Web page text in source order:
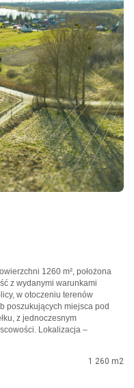
1260 m², położona
z wydanymi warunkami
w otoczeniu terenów
poszukujących miejsca pod
z jednoczesnym
Lokalizacja –
1 260 m2